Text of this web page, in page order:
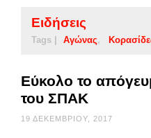
Ειδήσεις
Tags | Αγώνας
Εύκολο το
του ΣΠΑΚ
19 ΔΕΚΕΜΒΡΊΟΥ, 2017